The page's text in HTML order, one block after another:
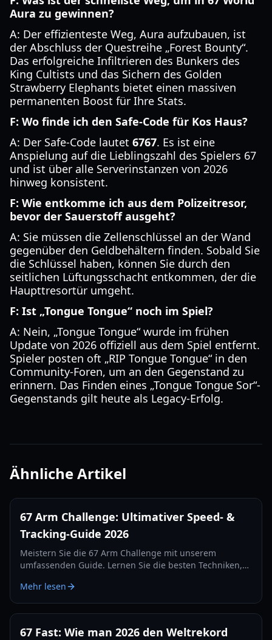
Aura zu gewinnen?
A: Der effizienteste Weg, Aura aufzubauen, ist
der Abschluss der Questreihe „Forest Bounty“.
Das erfolgreiche Infiltrieren des Bunkers des
King Cultists und das Sichern des Golden
Strawberry Elephants bietet einen massiven
permanenten Boost für Ihre Stats.
F: Wo finde ich den Safe-Code für Kos Haus?
A: Der Safe-Code lautet 6767. Es ist eine
Anspielung auf die Lieblingszahl des Spielers 67
und ist über alle Serverinstanzen von 2026
hinweg konsistent.
F: Wie entkomme ich aus dem Polizeitresor,
bevor der Sauerstoff ausgeht?
A: Sie müssen die Zellenschlüssel an der Wand
gegenüber den Geldbehältern finden. Sobald Sie
die Schlüssel haben, können Sie durch den
seitlichen Lüftungsschacht entkommen, der die
Haupttresortür umgeht.
F: Ist „Tongue Tongue“ noch im Spiel?
A: Nein, „Tongue Tongue“ wurde im frühen
Update von 2026 offiziell aus dem Spiel entfernt.
Spieler posten oft „RIP Tongue Tongue“ in den
Community-Foren, um an den Gegenstand zu
erinnern. Das Finden eines „Tongue Tongue Sor“-
Gegenstands gilt heute als Legacy-Erfolg.
Ähnliche Artikel
67 Arm Challenge: Ultimativer Speed- &
Tracking-Guide 2026
Meistern Sie die 67 Arm Challenge mit unserem
umfassenden Guide. Lernen Sie die besten Techniken,
2026 den Weltrekord zu brechen.
Mehr lesen
67 Fast: Wie man 2026 den Weltrekord